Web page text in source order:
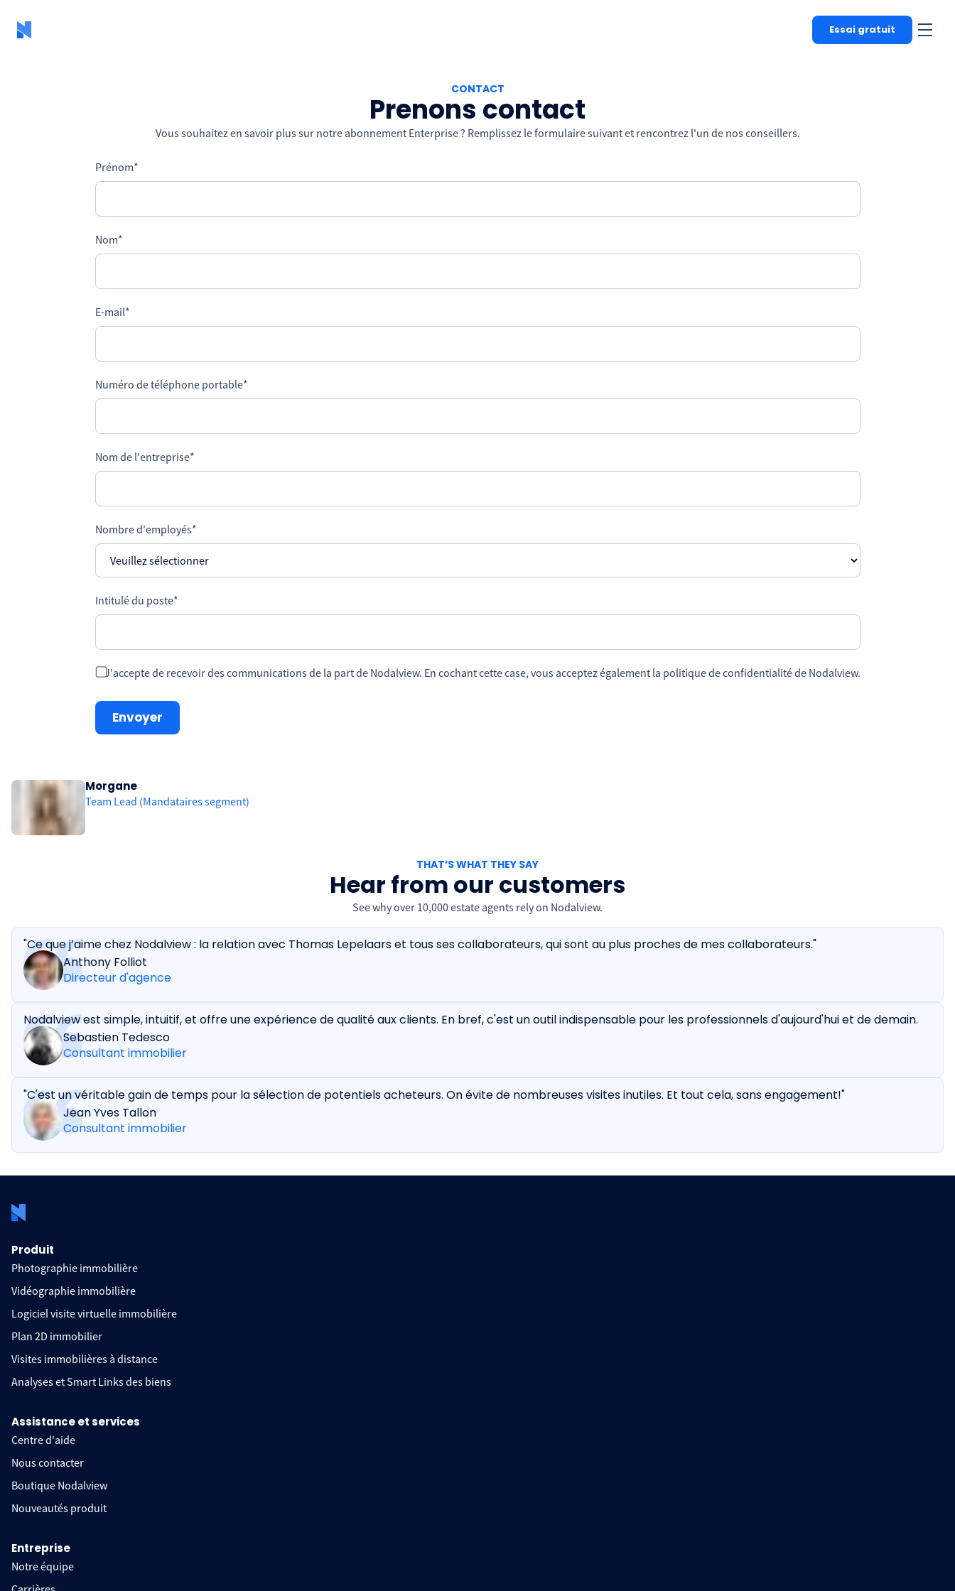
Essai gratuit
CONTACT
Prenons contact
Vous souhaitez en savoir plus sur notre abonnement Enterprise ? Remplissez le formulaire suivant et rencontrez l'un de nos conseillers.
Prénom*
Nom*
E-mail*
Numéro de téléphone portable*
Nom de l'entreprise*
Nombre d'employés*
Intitulé du poste*
J'accepte de recevoir des communications de la part de Nodalview. En cochant cette case, vous acceptez également la politique de confidentialité de Nodalview.
Morgane
Team Lead (Mandataires segment)
THAT’S WHAT THEY SAY
Hear from our customers
See why over 10,000 estate agents rely on Nodalview.
"Ce que j’aime chez Nodalview : la relation avec Thomas Lepelaars et tous ses collaborateurs, qui sont au plus proches de mes collaborateurs."
Anthony Folliot
Directeur d'agence
Nodalview est simple, intuitif, et offre une expérience de qualité aux clients. En bref, c'est un outil indispensable pour les professionnels d'aujourd'hui et de demain.
Sebastien Tedesco
Consultant immobilier
"C'est un véritable gain de temps pour la sélection de potentiels acheteurs. On évite de nombreuses visites inutiles. Et tout cela, sans engagement!"
Jean Yves Tallon
Consultant immobilier
Produit
Photographie immobilière
Vidéographie immobilière
Logiciel visite virtuelle immobilière
Plan 2D immobilier
Visites immobilières à distance
Analyses et Smart Links des biens
Assistance et services
Centre d'aide
Nous contacter
Boutique Nodalview
Nouveautés produit
Entreprise
Notre équipe